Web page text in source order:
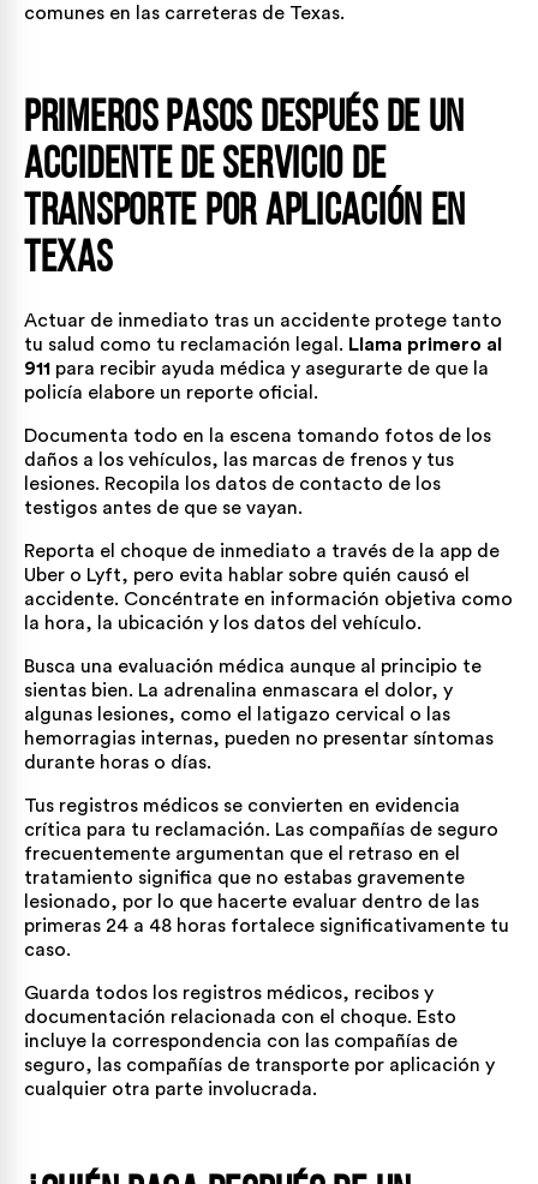
comunes en las carreteras de Texas.
Primeros pasos después de un
accidente de servicio de
transporte por aplicación en
Texas
Actuar de inmediato tras un accidente protege tanto
tu salud como tu reclamación legal. Llama primero al
911 para recibir ayuda médica y asegurarte de que la
policía elabore un reporte oficial.
Documenta todo en la escena tomando fotos de los
daños a los vehículos, las marcas de frenos y tus
lesiones. Recopila los datos de contacto de los
testigos antes de que se vayan.
Reporta el choque de inmediato a través de la app de
Uber o Lyft, pero evita hablar sobre quién causó el
accidente. Concéntrate en información objetiva como
la hora, la ubicación y los datos del vehículo.
Busca una evaluación médica aunque al principio te
sientas bien. La adrenalina enmascara el dolor, y
algunas lesiones, como el latigazo cervical o las
hemorragias internas, pueden no presentar síntomas
durante horas o días.
Tus registros médicos se convierten en evidencia
crítica para tu reclamación. Las compañías de seguro
frecuentemente argumentan que el retraso en el
tratamiento significa que no estabas gravemente
lesionado, por lo que hacerte evaluar dentro de las
primeras 24 a 48 horas fortalece significativamente tu
caso.
Guarda todos los registros médicos, recibos y
documentación relacionada con el choque. Esto
incluye la correspondencia con las compañías de
seguro, las compañías de transporte por aplicación y
cualquier otra parte involucrada.